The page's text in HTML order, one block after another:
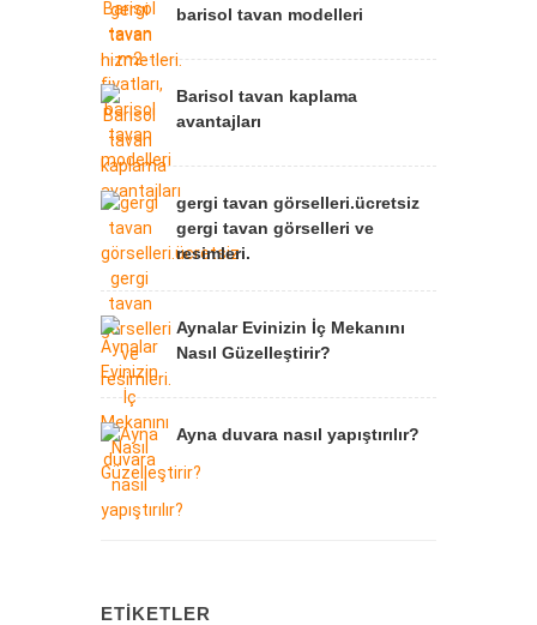
barisol tavan modelleri
Barisol tavan kaplama
avantajları
gergi tavan görselleri.ücretsiz
gergi tavan görselleri ve
resimleri.
Aynalar Evinizin İç Mekanını
Nasıl Güzelleştirir?
Ayna duvara nasıl yapıştırılır?
ETIKETLER